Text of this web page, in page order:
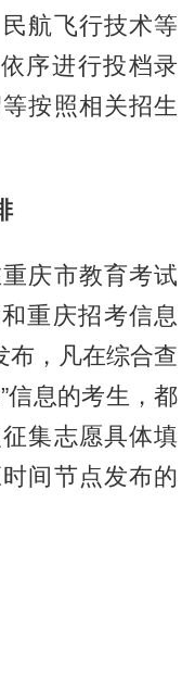
航飞行技术等
序进行投档录
按照相关招生
庆市教育考试
重庆招考信息
布，凡在综合查
信息的考生，都
集志愿具体填
间节点发布的